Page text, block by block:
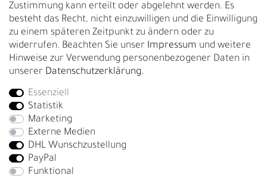
Garantie
GESCHÄFTSKUNDEN & HÄNDLER
B2B Geschäftskunden
Bei Fragen wenden Sie sich direkt an unser Service-Team.
+4917663727338
Montag - Freitag, 09:00 - 14:00
info@fronhofer.com
Gürtelmanufaktur Fronhofer, 93053 Regensburg, Nelkenweg 3b
Zustimmung kann erteilt oder abgelehnt werden. Es
besteht das Recht, nicht einzuwilligen und die Einwilligung
zu einem späteren Zeitpunkt zu ändern oder zu
widerrufen. Beachten Sie unser Impressum und weitere
Hinweise zur Verwendung personenbezogener Daten in
unserer Daten­schutz­erklärung.
Essenziell
Statistik
Marketing
Externe Medien
DHL Wunschzustellung
PayPal
Funktional